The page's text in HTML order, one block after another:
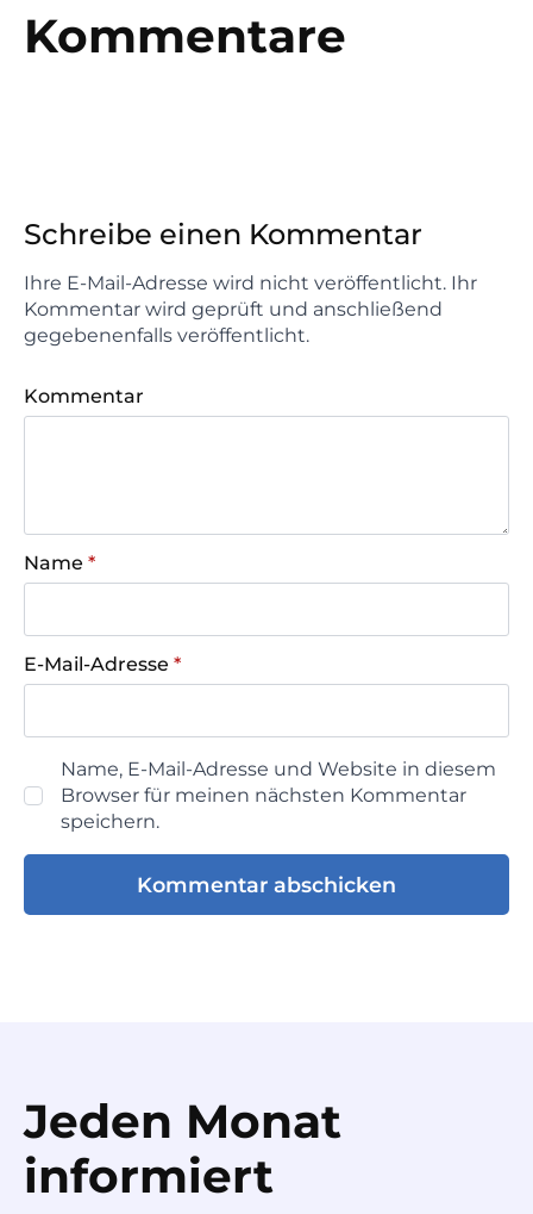
Kommentare
Schreibe einen Kommentar
Ihre E-Mail-Adresse wird nicht veröffentlicht. Ihr
Kommentar wird geprüft und anschließend
gegebenenfalls veröffentlicht.
Kommentar
Name *
E-Mail-Adresse *
Name, E-Mail-Adresse und Website in diesem
Browser für meinen nächsten Kommentar
speichern.
Jeden Monat
informiert